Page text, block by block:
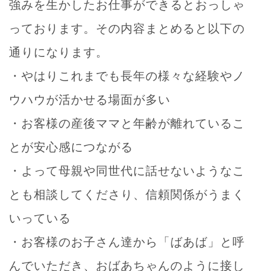
強みを生かしたお仕事ができるとおっしゃ
っております。その内容まとめると以下の
通りになります。
・やはりこれまでも長年の様々な経験やノ
ウハウが活かせる場面が多い
・お客様の産後ママと年齢が離れているこ
とが安心感につながる
・よって母親や同世代に話せないようなこ
とも相談してくださり、信頼関係がうまく
いっている
・お客様のお子さん達から「ばあば」と呼
んでいただき、おばあちゃんのように接し